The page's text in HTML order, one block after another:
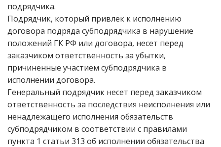
подрядчика.
Подрядчик, который привлек к исполнению
договора подряда субподрядчика в нарушение
положений ГК РФ или договора, несет перед
заказчиком ответственность за убытки,
причиненные участием субподрядчика в
исполнении договора.
Генеральный подрядчик несет перед заказчиком
ответственность за последствия неисполнения или
ненадлежащего исполнения обязательств
субподрядчиком в соответствии с правилами
пункта 1 статьи 313 об исполнении обязательства